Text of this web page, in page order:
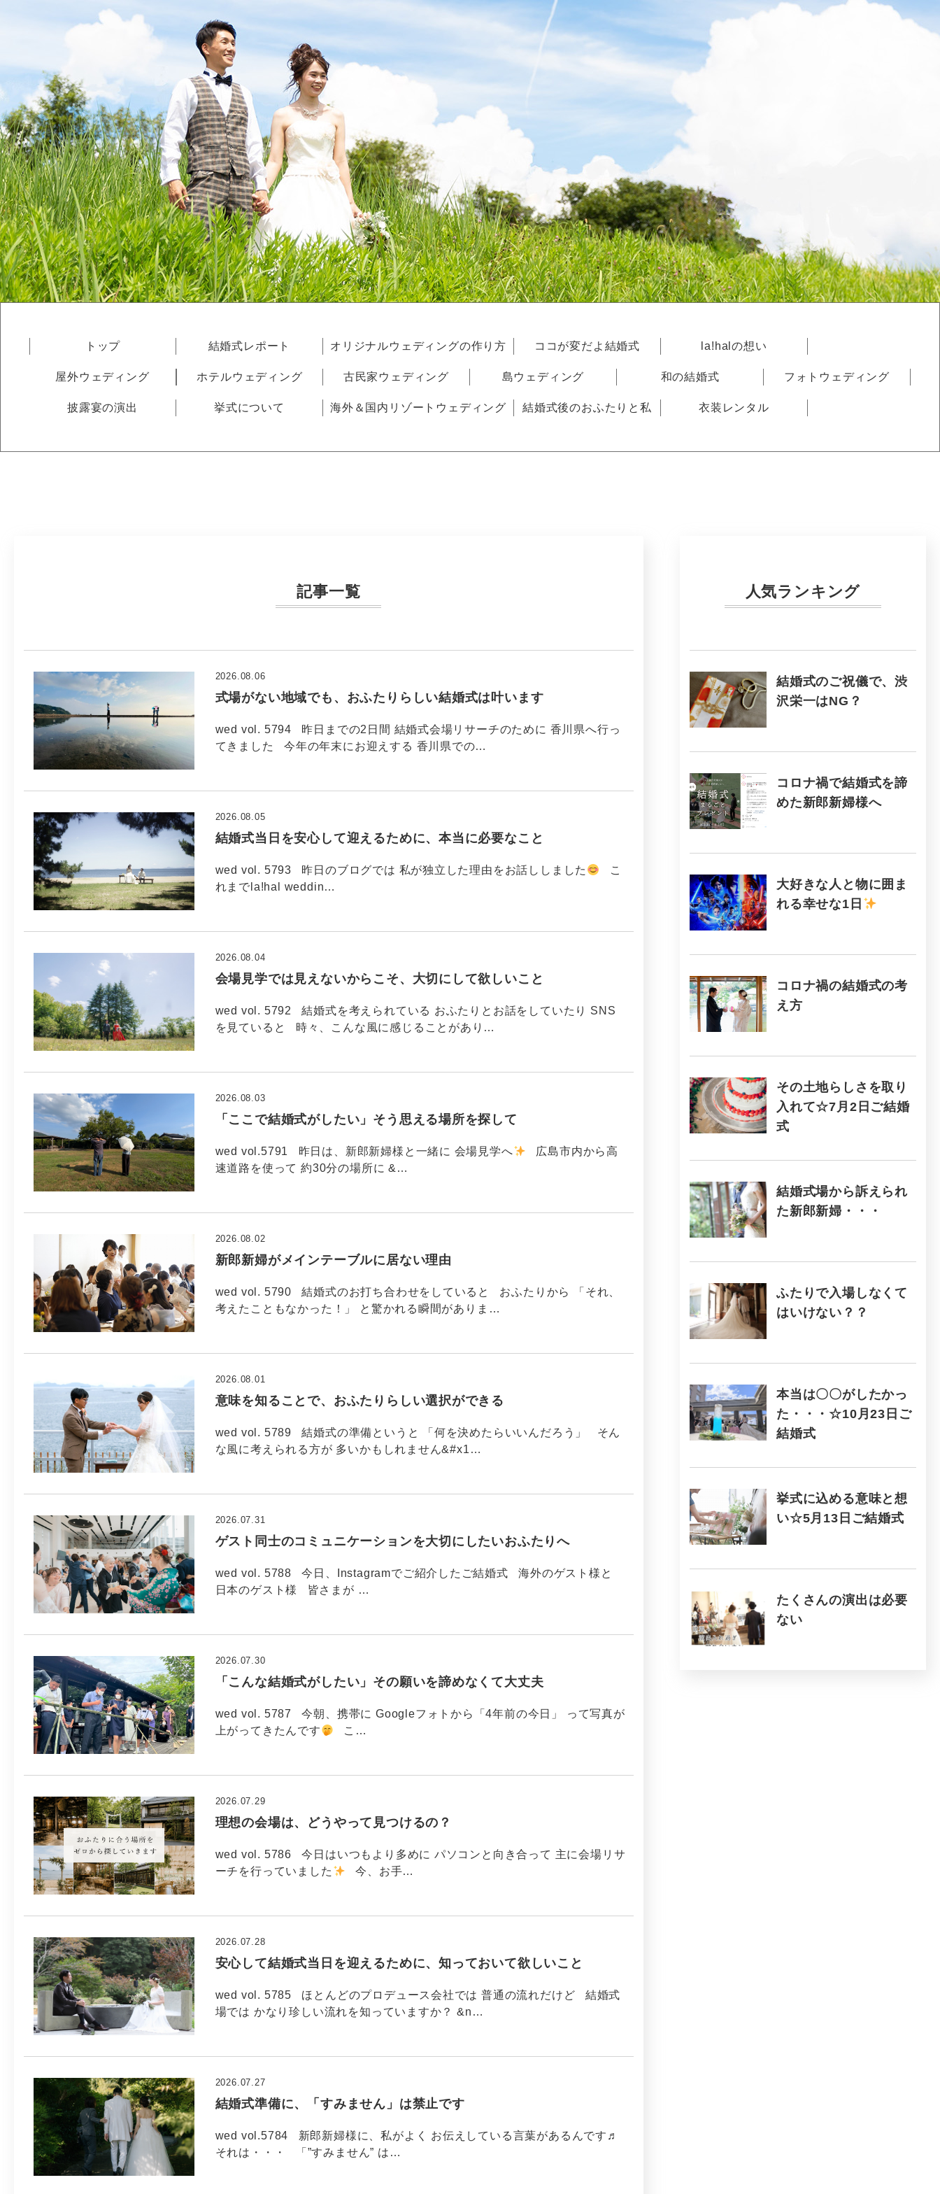
トップ 結婚式レポート オリジナルウェディングの作り方 ココが変だよ結婚式 la!halの想い
屋外ウェディング ホテルウェディング 古民家ウェディング 島ウェディング 和の結婚式 フォトウェディング
披露宴の演出 挙式について 海外＆国内リゾートウェディング 結婚式後のおふたりと私 衣装レンタル
記事一覧
式場がない地域でも、おふたりらしい結婚式は叶います
2026.08.06
wed vol. 5794 昨日までの2日間 結婚式会場リサーチのために 香川県へ行っ
てきました 今年の年末にお迎えする 香川県での…
結婚式当日を安心して迎えるために、本当に必要なこと
2026.08.05
wed vol. 5793 昨日のブログでは 私が独立した理由をお話ししました
こ
れまでla!hal weddin…
会場見学では見えないからこそ、大切にして欲しいこと
2026.08.04
wed vol. 5792 結婚式を考えられている おふたりとお話をしていたり SNS
を見ていると 時々、こんな風に感じることがあり…
「ここで結婚式がしたい」そう思える場所を探して
2026.08.03
wed vol.5791 昨日は、新郎新婦様と一緒に 会場見学へ
広島市内から高
速道路を使って 約30分の場所に &…
新郎新婦がメインテーブルに居ない理由
2026.08.02
wed vol. 5790 結婚式のお打ち合わせをしていると おふたりから 「それ、
考えたこともなかった！」 と驚かれる瞬間がありま…
意味を知ることで、おふたりらしい選択ができる
2026.08.01
wed vol. 5789 結婚式の準備というと 「何を決めたらいいんだろう」 そん
な風に考えられる方が 多いかもしれません&#x1…
ゲスト同士のコミュニケーションを大切にしたいおふたりへ
2026.07.31
wed vol. 5788 今日、Instagramでご紹介したご結婚式 海外のゲスト様と
日本のゲスト様 皆さまが …
「こんな結婚式がしたい」その願いを諦めなくて大丈夫
2026.07.30
wed vol. 5787 今朝、携帯に Googleフォトから「4年前の今日」 って写真が
上がってきたんです
こ…
理想の会場は、どうやって見つけるの？
2026.07.29
wed vol. 5786 今日はいつもより多めに パソコンと向き合って 主に会場リサ
ーチを行っていました
今、お手…
安心して結婚式当日を迎えるために、知っておいて欲しいこと
2026.07.28
wed vol. 5785 ほとんどのプロデュース会社では 普通の流れだけど 結婚式
場では かなり珍しい流れを知っていますか？ &n…
結婚式準備に、「すみません」は禁止です
2026.07.27
wed vol.5784 新郎新婦様に、私がよく お伝えしている言葉があるんです♬
それは・・・ 「”すみません” は…
人気ランキング
結婚式のご祝儀で、渋
沢栄一はNG？
コロナ禍で結婚式を諦
めた新郎新婦様へ
大好きな人と物に囲ま
れる幸せな1日
コロナ禍の結婚式の考
え方
その土地らしさを取り
入れて☆7月2日ご結婚
式
結婚式場から訴えられ
た新郎新婦・・・
ふたりで入場しなくて
はいけない？？
本当は〇〇がしたかっ
た・・・☆10月23日ご
結婚式
挙式に込める意味と想
い☆5月13日ご結婚式
たくさんの演出は必要
ない